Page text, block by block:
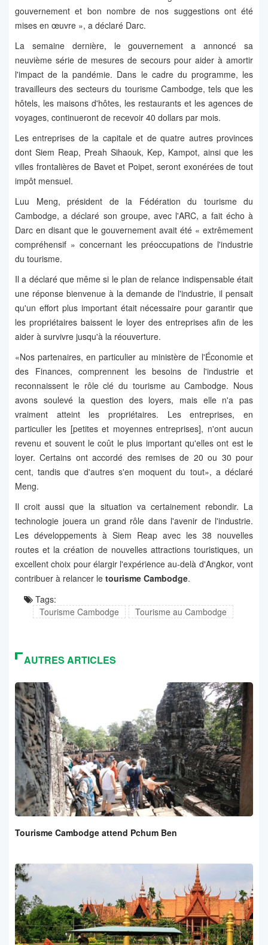
gouvernement et bon nombre de nos suggestions ont été
mises en œuvre », a déclaré Darc.
La semaine dernière, le gouvernement a annoncé sa
neuvième série de mesures de secours pour aider à amortir
l'impact de la pandémie. Dans le cadre du programme, les
travailleurs des secteurs du tourisme Cambodge, tels que les
hôtels, les maisons d'hôtes, les restaurants et les agences de
voyages, continueront de recevoir 40 dollars par mois.
Les entreprises de la capitale et de quatre autres provinces
dont Siem Reap, Preah Sihaouk, Kep, Kampot, ainsi que les
villes frontalières de Bavet et Poipet, seront exonérées de tout
impôt mensuel.
Luu Meng, président de la Fédération du tourisme du
Cambodge, a déclaré son groupe, avec l'ARC, a fait écho à
Darc en disant que le gouvernement avait été « extrêmement
compréhensif » concernant les préoccupations de l'industrie
du tourisme.
Il a déclaré que même si le plan de relance indispensable était
une réponse bienvenue à la demande de l'industrie, il pensait
qu'un effort plus important était nécessaire pour garantir que
les propriétaires baissent le loyer des entreprises afin de les
aider à survivre jusqu'à la réouverture.
«Nos partenaires, en particulier au ministère de l'Économie et
des Finances, comprennent les besoins de l'industrie et
reconnaissent le rôle clé du tourisme au Cambodge. Nous
avons soulevé la question des loyers, mais elle n'a pas
vraiment atteint les propriétaires. Les entreprises, en
particulier les [petites et moyennes entreprises], n'ont aucun
revenu et souvent le coût le plus important qu'elles ont est le
loyer. Certains ont accordé des remises de 20 ou 30 pour
cent, tandis que d'autres s'en moquent du tout», a déclaré
Meng.
Il croit aussi que la situation va certainement rebondir. La
technologie jouera un grand rôle dans l'avenir de l'industrie.
Les développements à Siem Reap avec les 38 nouvelles
routes et la création de nouvelles attractions touristiques, un
excellent choix pour élargir l'expérience au-delà d'Angkor, vont
contribuer à relancer le tourisme Cambodge.
Tags:
Tourisme Cambodge
Tourisme au Cambodge
AUTRES ARTICLES
Tourisme Cambodge attend Pchum Ben